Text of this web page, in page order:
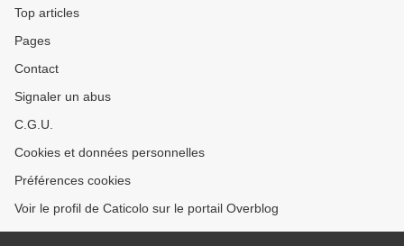
Top articles
Pages
Contact
Signaler un abus
C.G.U.
Cookies et données personnelles
Préférences cookies
Voir le profil de Caticolo sur le portail Overblog